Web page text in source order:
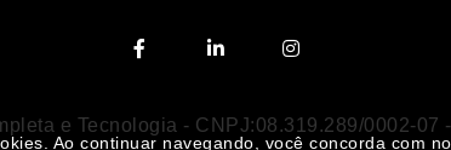
e Tecnologia - CNPJ:08.319.289/0002-07
Ao continuar navegando, você concorda com